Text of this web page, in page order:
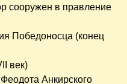
сооружен в правление
Победоносца (конец
век)
Анкирского